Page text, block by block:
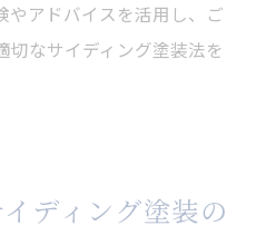
やアドバイスを活用し、ご
切なサイディング塗装法を
ディング塗装の